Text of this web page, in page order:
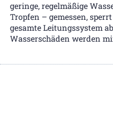
geringe, regelmäßige
Tropfen – gemessen,
gesamte Leitungssystem
Wasserschäden werden